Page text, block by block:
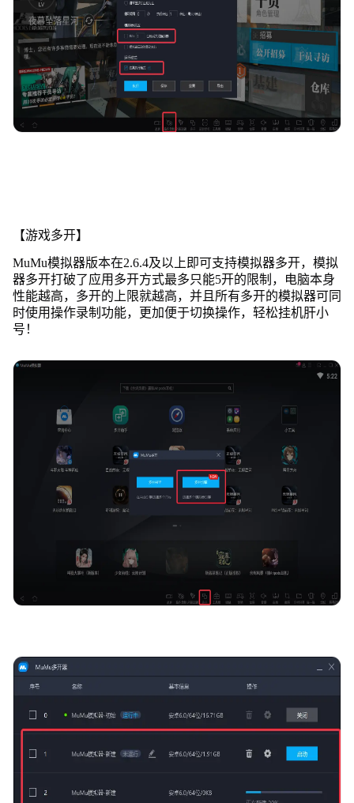
【游戏多开】
MuMu模拟器版本在2.6.4及以上即可支持模拟器多开，模拟
器多开打破了应用多开方式最多只能5开的限制，电脑本身
性能越高，多开的上限就越高，并且所有多开的模拟器可同
时使用操作录制功能，更加便于切换操作，轻松挂机肝小
号！